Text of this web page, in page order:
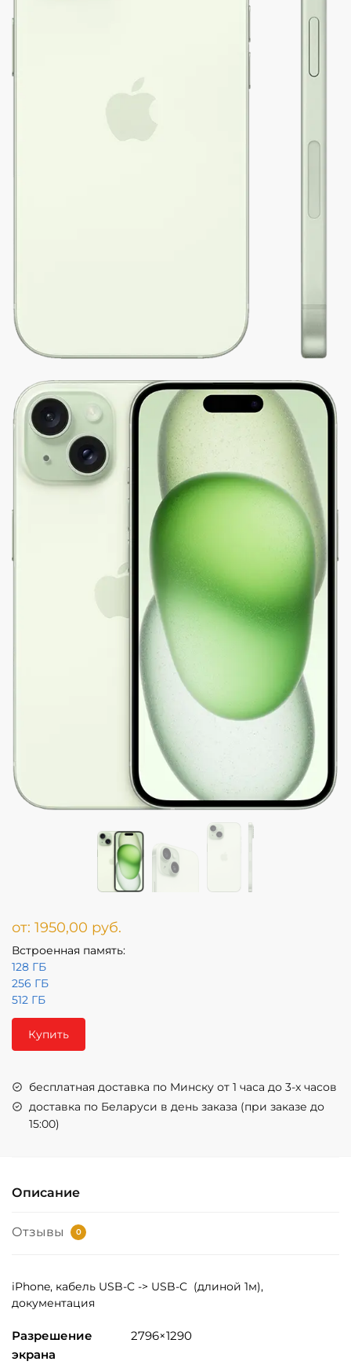
от: 1950,00 руб.
Встроенная память:
128 ГБ
256 ГБ
512 ГБ
Купить
бесплатная доставка по Минску от 1 часа до 3-х часов
доставка по Беларуси в день заказа (при заказе до
15:00)
Описание
Отзывы 0
iPhone, кабель USB-C -> USB-C (длиной 1м),
документация
Разрешение
экрана
2796×1290